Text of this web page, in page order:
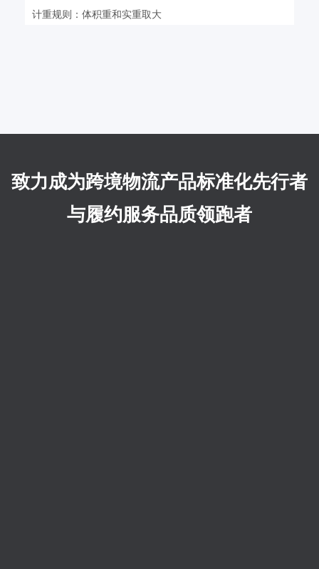
计重规则：体积重和实重取大
致力成为跨境物流产品标准化先行者
与履约服务品质领跑者